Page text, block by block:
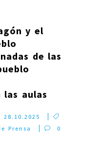
y el
de las
las aulas
28.10.2025
Prensa
0